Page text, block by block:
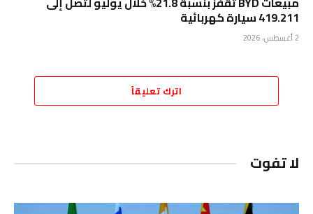
419.211 سيارة كهربائية
2 أغسطس، 2026
اترك تعليقاً
لا تفوت